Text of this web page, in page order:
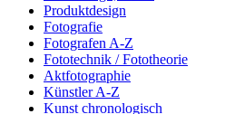
Produktdesign
Fotografie
Fotografen A-Z
Fototechnik / Fototheorie
Aktfotographie
Künstler A-Z
Kunst chronologisch